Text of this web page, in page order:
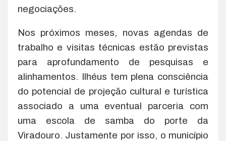
negociações.
Nos próximos meses, novas agendas de
trabalho e visitas técnicas estão previstas
para aprofundamento de pesquisas e
alinhamentos. Ilhéus tem plena consciência
do potencial de projeção cultural e turística
associado a uma eventual parceria com
uma escola de samba do porte da
Viradouro. Justamente por isso, o município